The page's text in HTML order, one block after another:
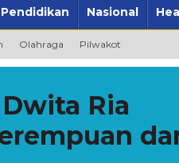
Pendidikan Nasional
Olahraga Pilwakot
Ria